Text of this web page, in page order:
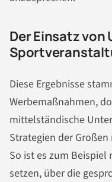
Der Einsatz von
Diese Ergebnisse
Werbemaßnahmen,
mittelständische
Strategien der
So ist es zum
setzen, über die